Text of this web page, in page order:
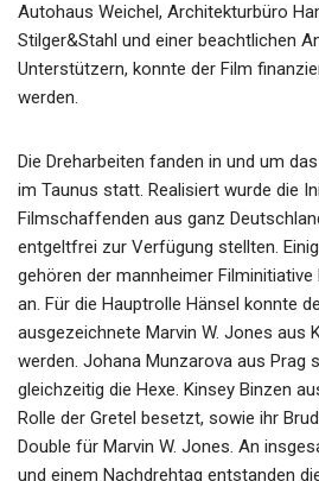
Autohaus Weichel, Architekturbüro
Stilger&Stahl und einer beachtlichen
Unterstützern, konnte der Film
werden.
Die Dreharbeiten fanden in und um
im Taunus statt. Realisiert wurde die
Filmschaffenden aus ganz
entgeltfrei zur Verfügung stellten.
gehören der mannheimer
an. Für die Hauptrolle Hänsel konnte
ausgezeichnete Marvin W. Jones aus
werden. Johana Munzarova aus Prag
gleichzeitig die Hexe. Kinsey Binzen
Rolle der Gretel besetzt, sowie ihr
Double für Marvin W. Jones. An
und einem Nachdrehtag entstanden